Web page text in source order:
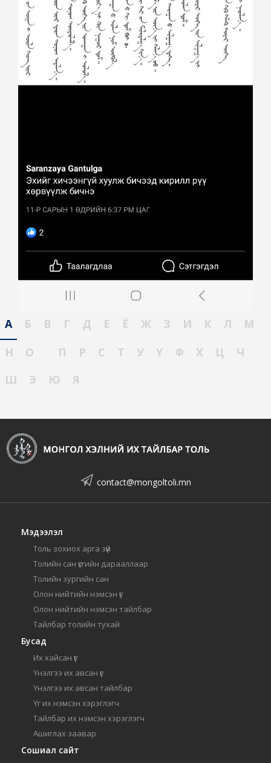
А Б В Г Д Е Ё Ж З И К Л
М
Н
О П Р С Т У Ү Ф Х Ц
Ч
Ш
Э Ю Я
contact@mongoltoli.mn
Мэдээлэл
Толь зохиох арга зүй
Толийн сан үсгийн дарааллаар
Толийн зургийн сан
Олон нийтийн нэмсэн үг
Олон нийтийн нэмсэн тайлбар
Тайлбар толийн тухай
Бусад
Их хайсан үг
Үнэлгээ их авсан үг
Үнэлгээ их авсан тайлбар
Үг их нэмсэн хэрэглэгч
Тайлбар их нэмсэн хэрэглэгч
Ашиглах заавар
Сошиал сайт